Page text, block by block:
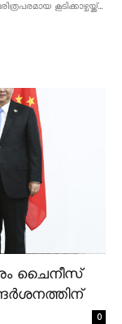
കൂടിക്കാഴ്ചയ്ക്ക്...
ചൈനീസ്
0